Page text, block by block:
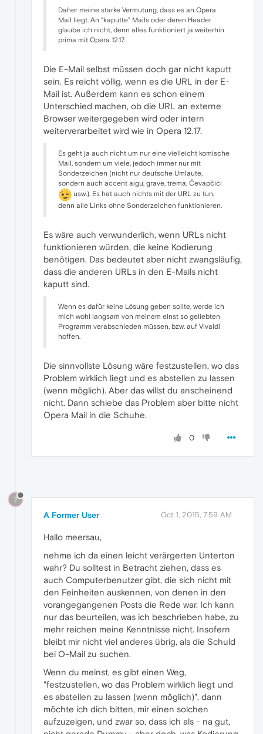
Daher meine starke Vermutung, dass es an Opera
Mail liegt. An "kaputte" Mails oder deren Header
glaube ich nicht, denn alles funktioniert ja weiterhin
prima mit Opera 12.17.
Die E-Mail selbst müssen doch gar nicht kaputt
sein. Es reicht völlig, wenn es die URL in der E-
Mail ist. Außerdem kann es schon einem
Unterschied machen, ob die URL an externe
Browser weitergegeben wird oder intern
weiterverarbeitet wird wie in Opera 12.17.
Es geht ja auch nicht um nur eine vielleicht komische
Mail, sondern um viele, jedoch immer nur mit
Sonderzeichen (nicht nur deutsche Umlaute,
sondern auch accent aigu, grave, trema, Ćevapčići
usw.). Es hat auch nichts mit der URL zu tun,
denn alle Links ohne Sonderzeichen funktionieren.
Es wäre auch verwunderlich, wenn URLs nicht
funktionieren würden, die keine Kodierung
benötigen. Das bedeutet aber nicht zwangsläufig,
dass die anderen URLs in den E-Mails nicht
kaputt sind.
Wenn es dafür keine Lösung geben sollte, werde ich
mich wohl langsam von meinem einst so geliebten
Programm verabschieden müssen, bzw. auf Vivaldi
hoffen.
Die sinnvollste Lösung wäre festzustellen, wo das
Problem wirklich liegt und es abstellen zu lassen
(wenn möglich). Aber das willst du anscheinend
nicht. Dann schiebe das Problem aber bitte nicht
Opera Mail in die Schuhe.
0
?
A Former User Oct 1, 2015, 7:59 AM
Hallo meersau,
nehme ich da einen leicht verärgerten Unterton
wahr? Du solltest in Betracht ziehen, dass es
auch Computerbenutzer gibt, die sich nicht mit
den Feinheiten auskennen, von denen in den
vorangegangenen Posts die Rede war. Ich kann
nur das beurteilen, was ich beschrieben habe, zu
mehr reichen meine Kenntnisse nicht. Insofern
bleibt mir nicht viel anderes übrig, als die Schuld
bei O-Mail zu suchen.
Wenn du meinst, es gibt einen Weg,
"festzustellen, wo das Problem wirklich liegt und
es abstellen zu lassen (wenn möglich)", dann
möchte ich dich bitten, mir einen solchen
aufzuzeigen, und zwar so, dass ich als - na gut,